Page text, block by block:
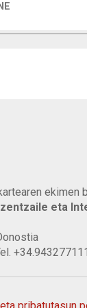
ekimen
eta
+34.943277111